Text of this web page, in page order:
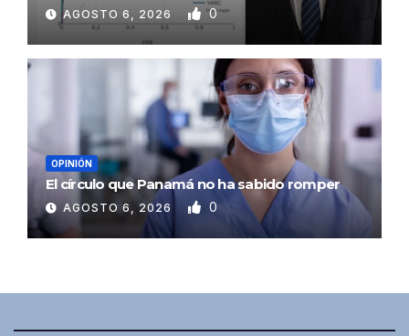
AGOSTO 6, 2026 0
OPINIÓN
El círculo que Panamá no ha sabido romper
AGOSTO 6, 2026 0